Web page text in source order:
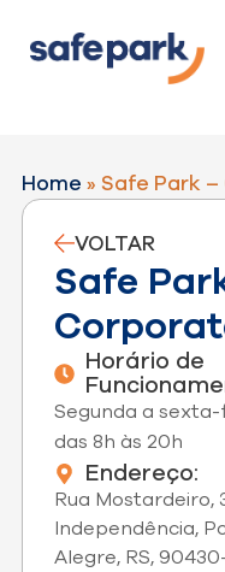
Home » Safe Park
VOLTAR
Safe
Horário de
Segunda a
das 8h às 20h
Endereço:
Rua Mostardeiro,
Independência,
Alegre, RS,